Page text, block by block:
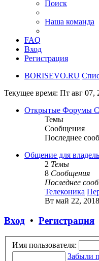
Поиск
Наша команда
FAQ
Вход
Регистрация
BORISEVO.RU
Текущее время: Пт авг 07,
Открытые Форумы
Темы
Сообщения
Последнее
Общение для
2 Темы
8 Сообщения
Последнее
Телеконика
Вт май 22,
Вход • Регистрация
Имя пользователя:
Забыли